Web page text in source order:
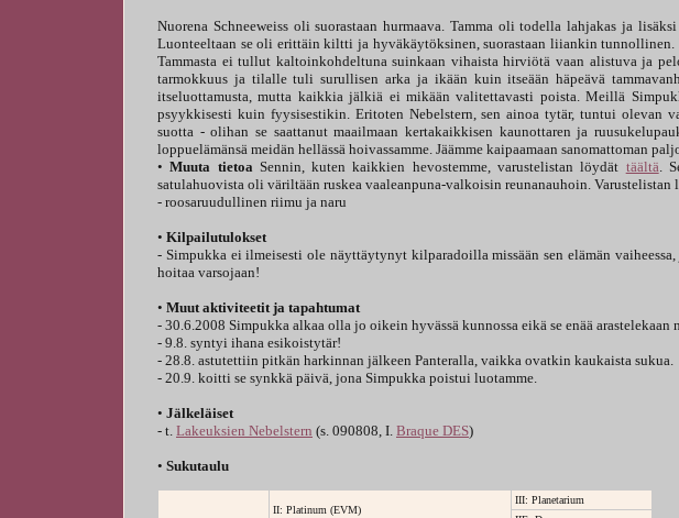
Nuorena Schneeweiss oli suorastaan hurmaava. Tamma oli todella lahjakas ja
Luonteeltaan se oli erittäin kiltti ja hyväkäytöksinen, suorastaan liiankin
Tammasta ei tullut kaltoinkohdeltuna suinkaan vihaista hirviötä vaan alistuva ja
tarmokkuus ja tilalle tuli surullisen arka ja ikään kuin itseään häpeävä
itseluottamusta, mutta kaikkia jälkiä ei mikään valitettavasti poista. Meillä
psyykkisesti kuin fyysisestikin. Eritoten Nebelstern, sen ainoa tytär, tuntui olevan
suotta - olihan se saattanut maailmaan kertakaikkisen kaunottaren ja
loppuelämänsä meidän hellässä hoivassamme. Jäämme kaipaamaan sanomattoman
•Muuta tietoa Sennin, kuten kaikkien hevostemme, varustelistan löydät täältä .
satulahuovista oli väriltään ruskea vaaleanpuna-valkoisin reunanauhoin.
- roosaruudullinen riimu ja naru
• Kilpailutulokset
- Simpukka ei ilmeisesti ole näyttäytynyt kilparadoilla missään sen elämän
hoitaa varsojaan!
• Muut aktiviteetit ja tapahtumat
- 30.6.2008 Simpukka alkaa olla jo oikein hyvässä kunnossa eikä se enää
- 9.8. syntyi ihana esikoistytär!
- 28.8. astutettiin pitkän harkinnan jälkeen Panteralla, vaikka ovatkin kaukaista sukua.
- 20.9. koitti se synkkä päivä, jona Simpukka poistui luotamme.
• Jälkeläiset
- t. Lakeuksien Nebelstern (s. 090808, I. Braque DES)
• Sukutaulu
II: Platinum (EVM)
III: Planetarium